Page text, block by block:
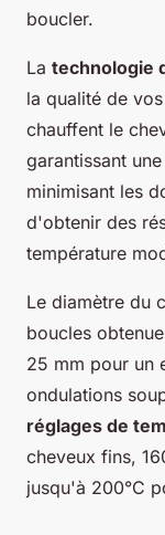
boucler.
La technologie
la qualité de
chauffent le
garantissant
minimisant les
d'obtenir des
température
Le diamètre du
boucles
25 mm pour un
ondulations
réglages de
cheveux fins,
jusqu'à 200°C